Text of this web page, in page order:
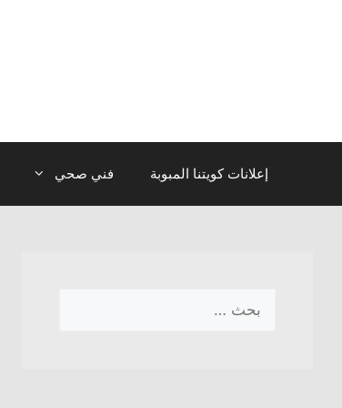
إعلانات كويتنا المبوبة فني صحي
عن: